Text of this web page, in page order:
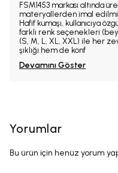
FSM1453 markası altında
materyallerden imal
Hafif kumaşı, kullanıcıya
farklı renk seçenekleri
(S, M, L, XL, XXL) ile her
şıklığı hem de konf
Devamını Göster
Yorumlar
Bu ürün için henüz yorum